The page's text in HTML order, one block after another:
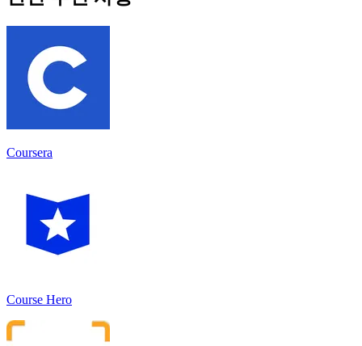
Coursera
Course Hero